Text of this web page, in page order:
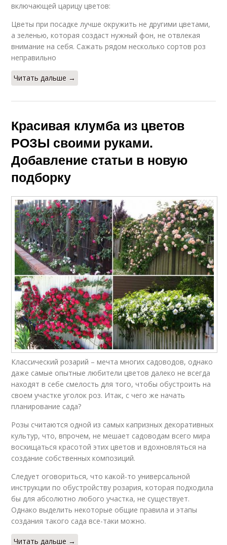
включающей царицу цветов:
Цветы при посадке лучше окружить не другими цветами,
а зеленью, которая создаст нужный фон, не отвлекая
внимание на себя. Сажать рядом несколько сортов роз
неправильно
Читать дальше →
Красивая клумба из цветов
РОЗЫ своими руками.
Добавление статьи в новую
подборку
Классический розарий – мечта многих садоводов, однако
даже самые опытные любители цветов далеко не всегда
находят в себе смелость для того, чтобы обустроить на
своем участке уголок роз. Итак, с чего же начать
планирование сада?
Розы считаются одной из самых капризных декоративных
культур, что, впрочем, не мешает садоводам всего мира
восхищаться красотой этих цветов и вдохновляться на
создание собственных композиций.
Следует оговориться, что какой-то универсальной
инструкции по обустройству розария, которая подходила
бы для абсолютно любого участка, не существует.
Однако выделить некоторые общие правила и этапы
создания такого сада все-таки можно.
Читать дальше →